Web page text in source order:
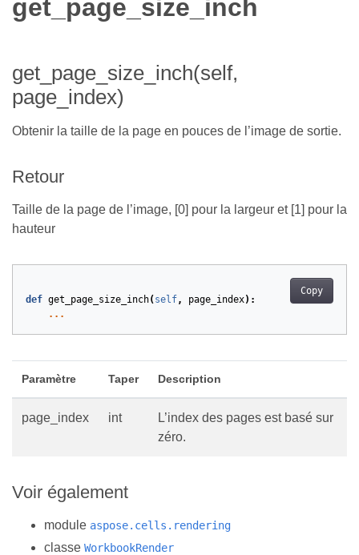
get_page_size_inch
get_page_size_inch(self,
page_index)
Obtenir la taille de la page en pouces de l’image de sortie.
Retour
Taille de la page de l’image, [0] pour la largeur et [1] pour la
hauteur
Copy
def get_page_size_inch(self, page_index):
...
Paramètre Taper Description
page_index int
L’index des pages est basé sur
zéro.
Voir également
module aspose.cells.rendering
classe WorkbookRender